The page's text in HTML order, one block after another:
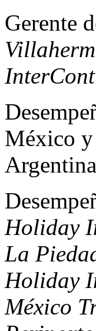
Gerente
México y
Holiday
La
Holiday
México